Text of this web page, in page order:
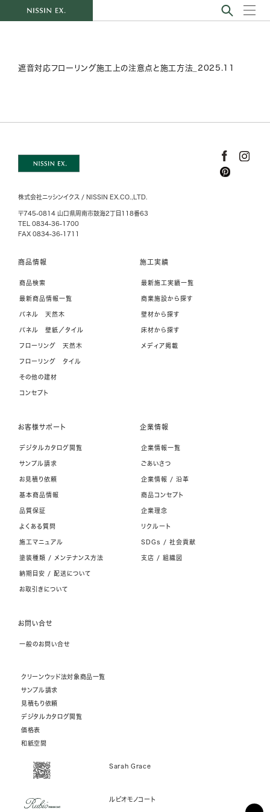
遮音対応フローリング施工上の注意点と施工方法_2025.11
株式会社ニッシンイクス / NISSIN EX.CO.,LTD.
〒745-0814 山口県周南市鼓海2丁目118番63
TEL 0834-36-1700
FAX 0834-36-1711
商品情報
商品検索
最新商品情報一覧
パネル 天然木
パネル 壁紙／タイル
フローリング 天然木
フローリング タイル
その他の建材
コンセプト
施工実績
最新施工実績一覧
商業施設から探す
壁材から探す
床材から探す
メディア掲載
お客様サポート
デジタルカタログ閲覧
サンプル請求
お見積り依頼
基本商品情報
品質保証
よくある質問
施工マニュアル
塗装種類 / メンテナンス方法
納期目安 / 配送について
お取引きについて
企業情報
企業情報一覧
ごあいさつ
企業情報 / 沿革
商品コンセプト
企業理念
リクルート
SDGs / 社会貢献
支店 / 組織図
お問い合せ
一般のお問い合せ
クリーンウッド法対象商品一覧
サンプル請求
見積もり依頼
デジタルカタログ閲覧
価格表
和紙空間
Sarah Grace
ルビオモノコート